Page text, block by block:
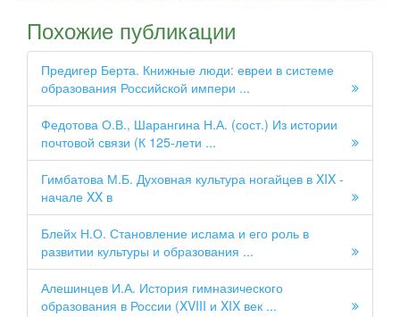
Похожие публикации
Предигер Берта. Книжные люди: евреи в системе
образования Российской импери ...
Федотова О.В., Шарангина Н.А. (сост.) Из истории
почтовой связи (К 125-лети ...
Гимбатова М.Б. Духовная культура ногайцев в XIX -
начале XX в
Блейх Н.О. Становление ислама и его роль в
развитии культуры и образования ...
Алешинцев И.А. История гимназического
образования в России (XVIII и XIX век ...